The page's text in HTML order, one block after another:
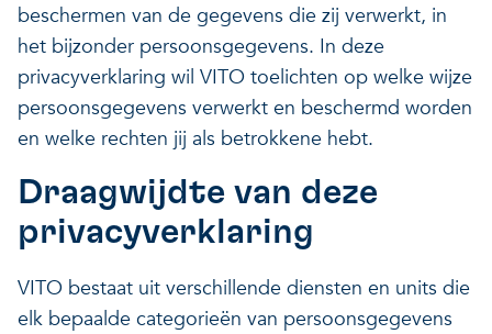
beschermen van de gegevens die zij verwerkt, in
het bijzonder persoonsgegevens. In deze
privacyverklaring wil VITO toelichten op welke wijze
persoonsgegevens verwerkt en beschermd worden
en welke rechten jij als betrokkene hebt.
Draagwijdte van deze
privacyverklaring
VITO bestaat uit verschillende diensten en units die
elk bepaalde categorieën van persoonsgegevens